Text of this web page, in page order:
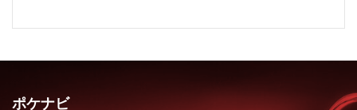
ポケナビ